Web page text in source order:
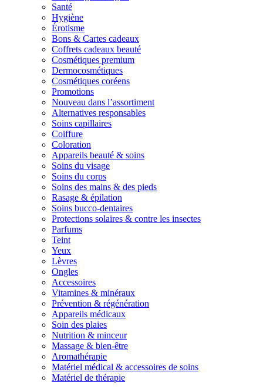
Santé
Hygiène
Érotisme
Bons & Cartes cadeaux
Coffrets cadeaux beauté
Cosmétiques premium
Dermocosmétiques
Cosmétiques coréens
Promotions
Nouveau dans l’assortiment
Alternatives responsables
Soins capillaires
Coiffure
Coloration
Appareils beauté & soins
Soins du visage
Soins du corps
Soins des mains & des pieds
Rasage & épilation
Soins bucco-dentaires
Protections solaires & contre les insectes
Parfums
Teint
Yeux
Lèvres
Ongles
Accessoires
Vitamines & minéraux
Prévention & régénération
Appareils médicaux
Soin des plaies
Nutrition & minceur
Massage & bien-être
Aromathérapie
Matériel médical & accessoires de soins
Matériel de thérapie